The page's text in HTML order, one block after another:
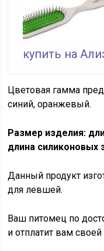
купить на
Цветовая гамма
синий, оранжевый.
Размер изделия:
длина силиконовых
Данный продукт
для левшей.
Ваш питомец по
и отплатит вам